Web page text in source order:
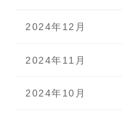
2024年12月
2024年11月
2024年10月